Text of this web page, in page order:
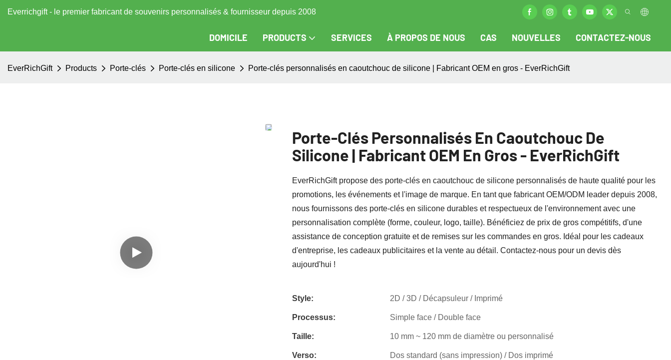
Everrichgift - le premier fabricant de souvenirs personnalisés & fournisseur depuis 2008
DOMICILE PRODUCTS SERVICES À PROPOS DE NOUS CAS NOUVELLES CONTACTEZ-NOUS
EverRichGift Products Porte-clés Porte-clés en silicone Porte-clés personnalisés en caoutchouc de silicone | Fabricant OEM en gros - EverRichGift
Porte-Clés Personnalisés En Caoutchouc De
Silicone | Fabricant OEM En Gros - EverRichGift
EverRichGift​​ propose des porte-clés en caoutchouc de silicone personnalisés de haute qualité​​ pour les
promotions, les événements et l'image de marque. En tant que fabricant OEM/ODM leader depuis 2008,
nous fournissons des porte-clés en silicone durables et respectueux de l'environnement avec une
personnalisation complète (forme, couleur, logo, taille). Bénéficiez de prix de gros compétitifs, d'une
assistance de conception gratuite et de remises sur les commandes en gros. Idéal pour les cadeaux
d'entreprise, les cadeaux publicitaires et la vente au détail. Contactez-nous pour un devis dès
aujourd'hui !
Style: 2D / 3D / Décapsuleur / Imprimé
Processus: Simple face / Double face
Taille: 10 mm ~ 120 mm de diamètre ou personnalisé
Verso: Dos standard (sans impression) / Dos imprimé